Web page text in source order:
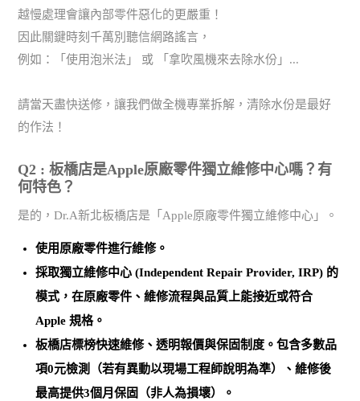
越慢處理會讓內部零件惡化的更嚴重！
因此關鍵時刻千萬別聽信網路謠言，
例如：「使用泡米法」 或 「拿吹風機來去除水份」...
請當天盡快送修，讓我們做全機專業拆解，清除水份是最好
的作法！
Q2 : 板橋店是Apple原廠零件獨立維修中心嗎？有
何特色？
是的，Dr.A新北板橋店是「Apple原廠零件獨立維修中心」。
使用原廠零件進行維修。
採取獨立維修中心 (Independent Repair Provider, IRP) 的
模式，在原廠零件、維修流程與品質上能接近或符合
Apple 規格。
板橋店標榜快速維修、透明報價與保固制度 。包含多數品
項0元檢測（若有異動以現場工程師說明為準）、維修後
最高提供3個月保固（非人為損壞）。